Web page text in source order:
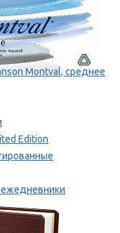
Montval, среднее
Edition